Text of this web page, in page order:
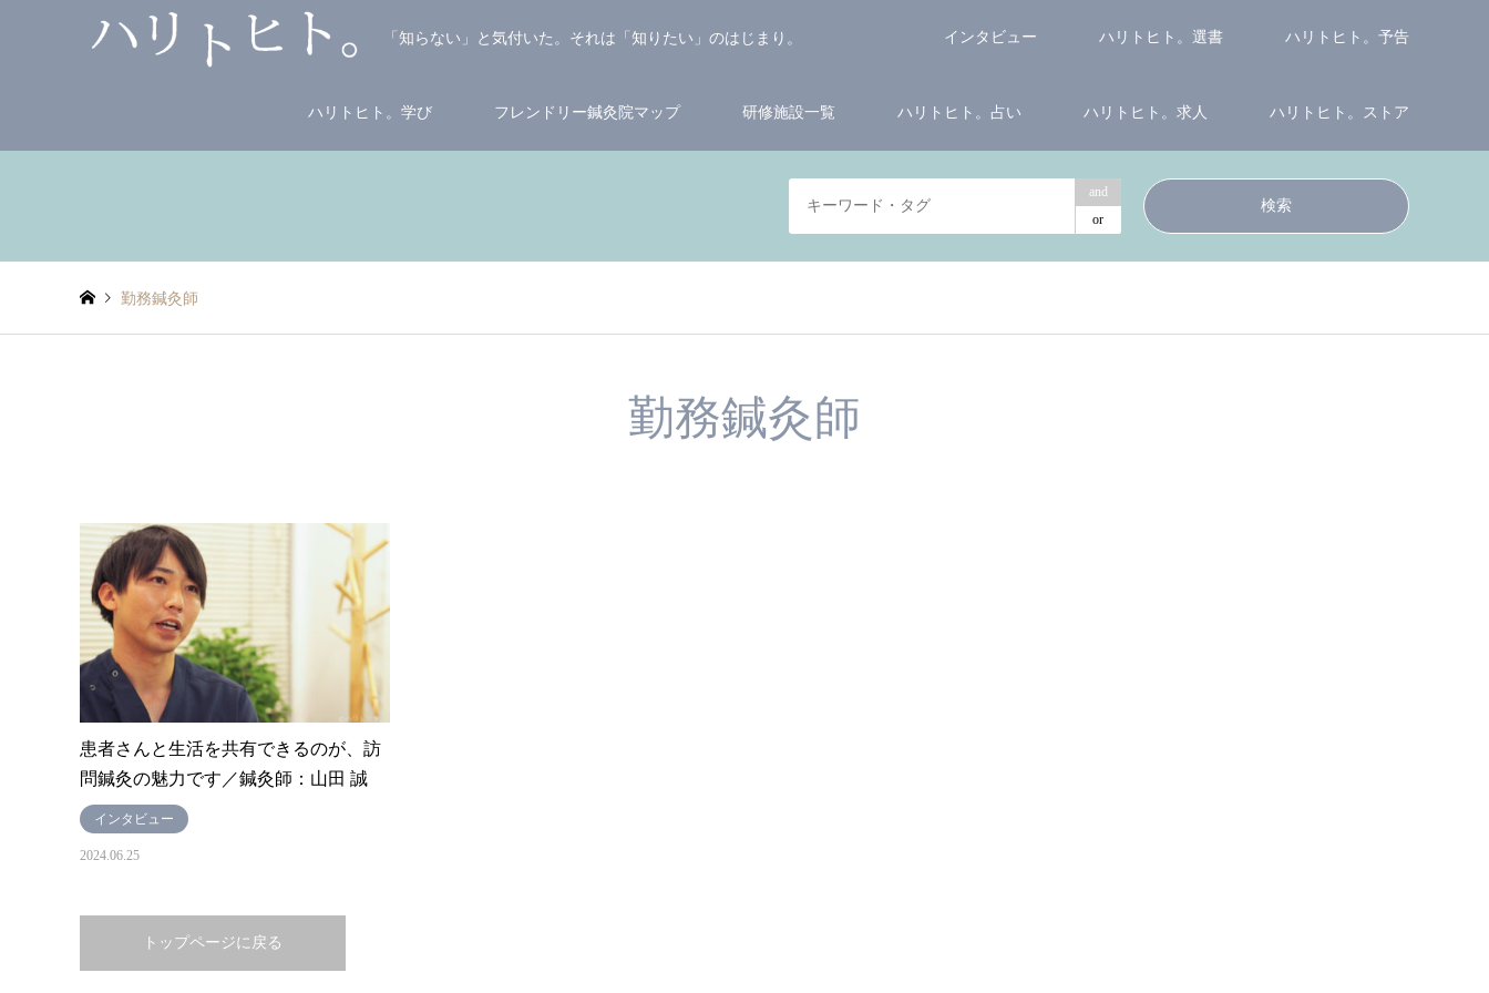
「知らない」と気付いた。それは「知りたい」のはじまり。 インタビュー ハリトヒト。選書 ハリトヒト。予告
ハリトヒト。学び フレンドリー鍼灸院マップ 研修施設一覧 ハリトヒト。占い ハリトヒト。求人 ハリトヒト。ストア
and
or
勤務鍼灸師
勤務鍼灸師
患者さんと生活を共有できるのが、訪
問鍼灸の魅力です／鍼灸師：山田 誠
インタビュー
2024.06.25
トップページに戻る